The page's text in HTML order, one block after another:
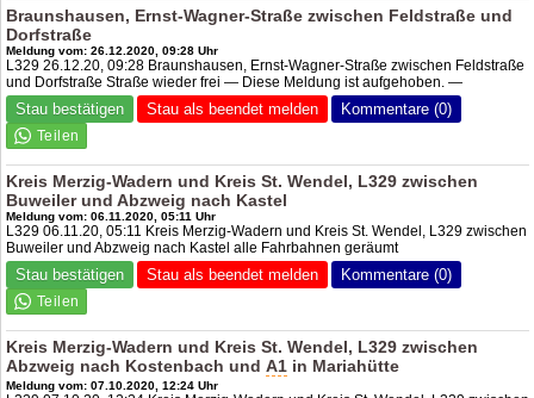
Braunshausen, Ernst-Wagner-Straße zwischen Feldstraße und
Dorfstraße
Meldung vom: 26.12.2020, 09:28 Uhr
L329 26.12.20, 09:28 Braunshausen, Ernst-Wagner-Straße zwischen Feldstraße
und Dorfstraße Straße wieder frei — Diese Meldung ist aufgehoben. —
Stau bestätigen Stau als beendet melden Kommentare (0)
Kreis Merzig-Wadern und Kreis St. Wendel, L329 zwischen
Buweiler und Abzweig nach Kastel
Meldung vom: 06.11.2020, 05:11 Uhr
L329 06.11.20, 05:11 Kreis Merzig-Wadern und Kreis St. Wendel, L329 zwischen
Buweiler und Abzweig nach Kastel alle Fahrbahnen geräumt
Stau bestätigen Stau als beendet melden Kommentare (0)
Kreis Merzig-Wadern und Kreis St. Wendel, L329 zwischen
Abzweig nach Kostenbach undA1 in Mariahütte
Meldung vom: 07.10.2020, 12:24 Uhr